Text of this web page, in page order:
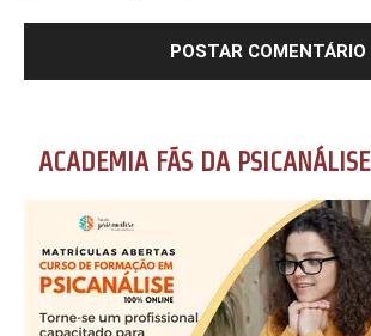
ACADEMIA FÃS DA PSICANÁLISE